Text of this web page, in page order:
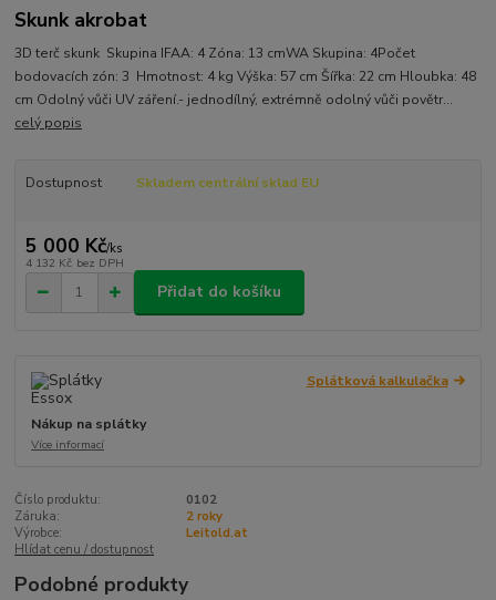
Skunk akrobat
3D terč skunk Skupina IFAA: 4 Zóna: 13 cmWA Skupina: 4Počet
bodovacích zón: 3 Hmotnost: 4 kg Výška: 57 cm Šířka: 22 cm Hloubka: 48
cm Odolný vůči UV záření.- jednodílný, extrémně odolný vůči povětr...
celý popis
Dostupnost Skladem centrální sklad EU
5 000 Kč/ks
4 132 Kč bez DPH
Přidat do košíku
Splátková kalkulačka
Nákup na splátky
Více informací
Číslo produktu:
0102
Záruka:
2 roky
Výrobce:
Leitold.at
Hlídat cenu / dostupnost
Podobné produkty